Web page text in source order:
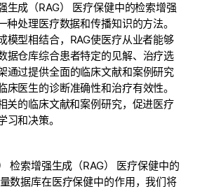
生成（RAG） 医疗保健中的检索增强
种处理医疗数据和传播知识的方法。
模型相结合，RAG使医疗从业者能够
据仓库综合患者特定的见解、治疗选
通过提供全面的临床文献和案例研究
床医生的诊断准确性和治疗有效性。
关的临床文献和案例研究，促进医疗
习和决策。
检索增强生成（RAG） 医疗保健中的
数据库在医疗保健中的作用，我们将